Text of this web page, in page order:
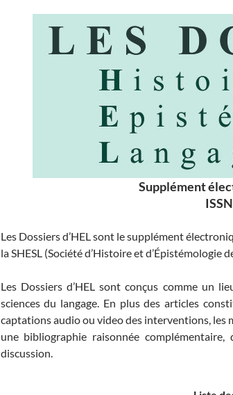
Supplément
Les Dossiers d’HEL sont le supplément
la SHESL (Société d’Histoire et d’Épistémologie
Les Dossiers d’HEL sont conçus comme un
sciences du langage. En plus des articles
captations audio ou video des interventions, les
une bibliographie raisonnée
discussion.